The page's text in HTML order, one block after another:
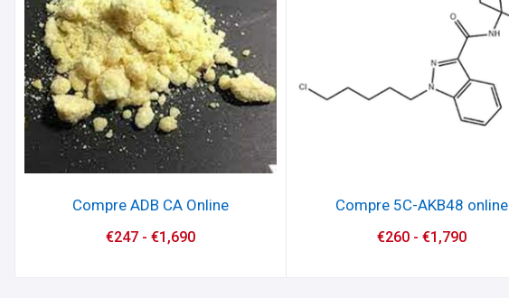
Compre ADB CA Online
€247- €1,690
Compre 5C-AKB48 online
€260- €1,790